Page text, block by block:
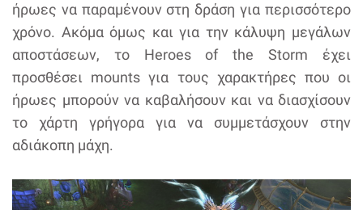
ήρωες να παραμένουν στη δράση για περισσότερο
χρόνο. Ακόμα όμως και για την κάλυψη μεγάλων
αποστάσεων, το Heroes of the Storm έχει
προσθέσει mounts για τους χαρακτήρες που οι
ήρωες μπορούν να καβαλήσουν και να διασχίσουν
το χάρτη γρήγορα για να συμμετάσχουν στην
αδιάκοπη μάχη.